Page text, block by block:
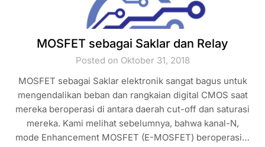
MOSFET sebagai Saklar dan Relay
Posted on Oktober 31, 2018
MOSFET sebagai Saklar elektronik sangat bagus untuk
mengendalikan beban dan rangkaian digital CMOS saat
mereka beroperasi di antara daerah cut-off dan saturasi
mereka. Kami melihat sebelumnya, bahwa kanal-N,
mode Enhancement MOSFET (E-MOSFET) beroperasi…